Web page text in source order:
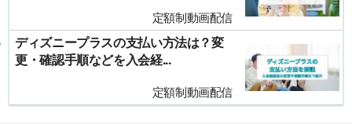
定額制動画配信
ディズニープラスの支払い方法は？変
更・確認手順などを入会経...
定額制動画配信